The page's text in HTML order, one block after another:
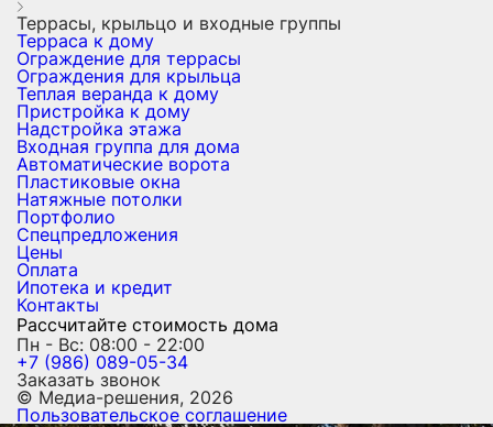
Террасы, крыльцо и входные группы
Терраса к дому
Ограждение для террасы
Ограждения для крыльца
Теплая веранда к дому
Пристройка к дому
Надстройка этажа
Входная группа для дома
Автоматические ворота
Пластиковые окна
Натяжные потолки
Портфолио
Спецпредложения
Цены
Оплата
Ипотека и кредит
Контакты
Рассчитайте стоимость дома
Пн - Вс: 08:00 - 22:00
+7 (986) 089-05-34
Заказать звонок
© Медиа-решения, 2026
Пользовательское соглашение